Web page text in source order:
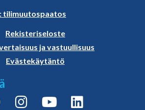
tilimuutospaatos
Rekisteriseloste
ja vastuullisuus
Evästekäytäntö